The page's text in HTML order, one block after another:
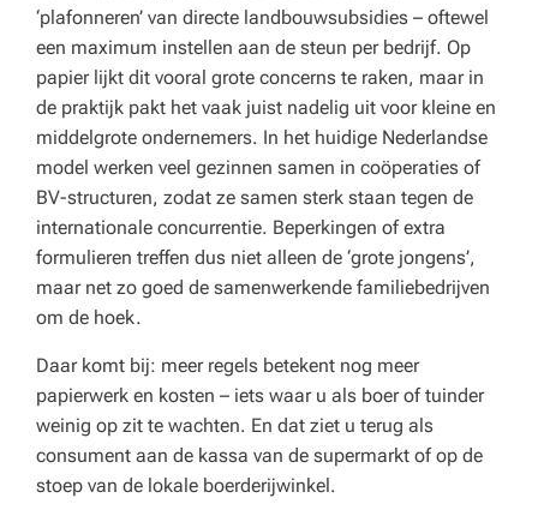
‘plafonneren’ van directe landbouwsubsidies – oftewel
een maximum instellen aan de steun per bedrijf. Op
papier lijkt dit vooral grote concerns te raken, maar in
de praktijk pakt het vaak juist nadelig uit voor kleine en
middelgrote ondernemers. In het huidige Nederlandse
model werken veel gezinnen samen in coöperaties of
BV-structuren, zodat ze samen sterk staan tegen de
internationale concurrentie. Beperkingen of extra
formulieren treffen dus niet alleen de ‘grote jongens’,
maar net zo goed de samenwerkende familiebedrijven
om de hoek.
Daar komt bij: meer regels betekent nog meer
papierwerk en kosten – iets waar u als boer of tuinder
weinig op zit te wachten. En dat ziet u terug als
consument aan de kassa van de supermarkt of op de
stoep van de lokale boerderijwinkel.